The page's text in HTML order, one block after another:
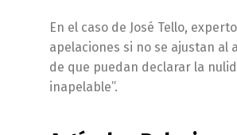
En el caso de José Tello,
apelaciones si no se ajustan al
de que puedan declarar la
inapelable”.